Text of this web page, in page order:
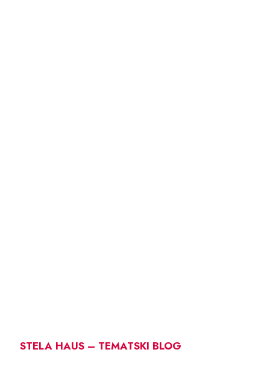
STELA HAUS – TEMATSKI BLOG